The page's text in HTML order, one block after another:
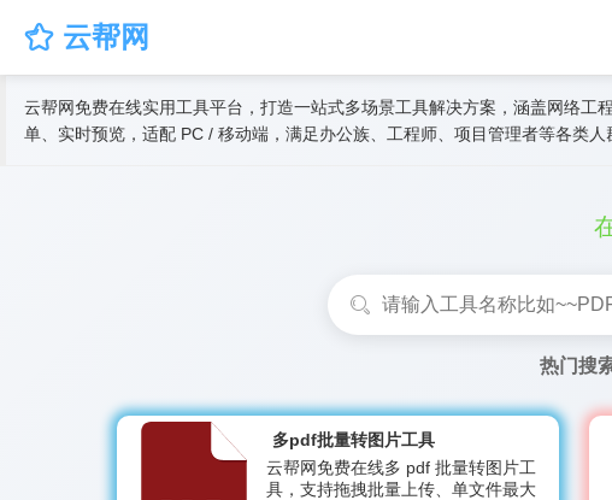
 云帮网
云帮网免费在线实用工具平台，打造一站式多场景工具解决方案，涵盖网络
单、实时预览，适配 PC / 移动端，满足办公族、工程师、项目管理者等各类人
热门搜
多pdf批量转图片工具
云帮网免费在线多 pdf 批量转图片工
具，支持拖拽批量上传、单文件最大